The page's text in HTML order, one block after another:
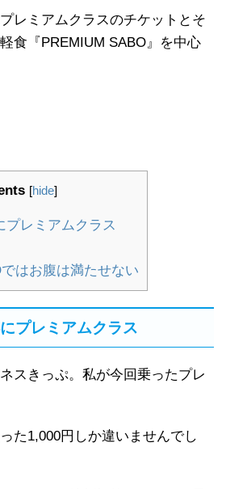
レミアムクラスのチケットとそ
食『PREMIUM SABO』を中心
[hide]
プレミアムクラス
はお腹は満たせない
プレミアムクラス
スきっぷ。私が今回乗ったプレ
た1,000円しか違いませんでし